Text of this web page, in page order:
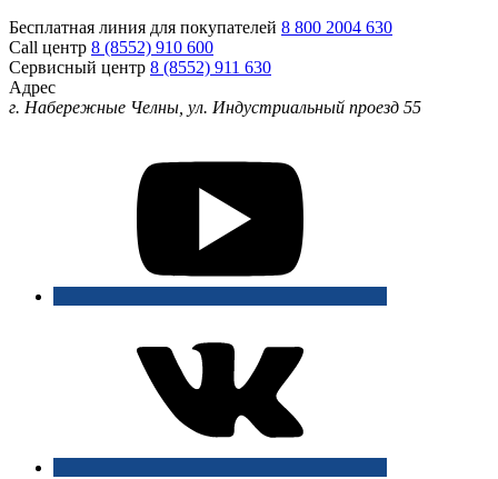
Бесплатная линия для покупателей 8 800 2004 630
Call центр 8 (8552) 910 600
Сервисный центр 8 (8552) 911 630
Адрес
г. Набережные Челны, ул. Индустриальный проезд 55